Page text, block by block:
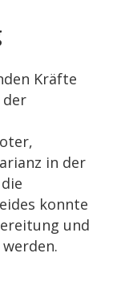
Kräfte
der
in der
konnte
und